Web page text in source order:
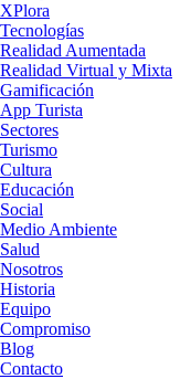
XPlora
Tecnologías
Realidad Aumentada
Realidad Virtual y Mixta
Gamificación
App Turista
Sectores
Turismo
Cultura
Educación
Social
Medio Ambiente
Salud
Nosotros
Historia
Equipo
Compromiso
Blog
Contacto